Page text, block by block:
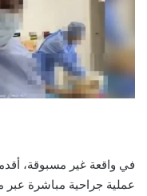
في واقعة غير مسبوقة،
عملية جراحية مباشرة عبر